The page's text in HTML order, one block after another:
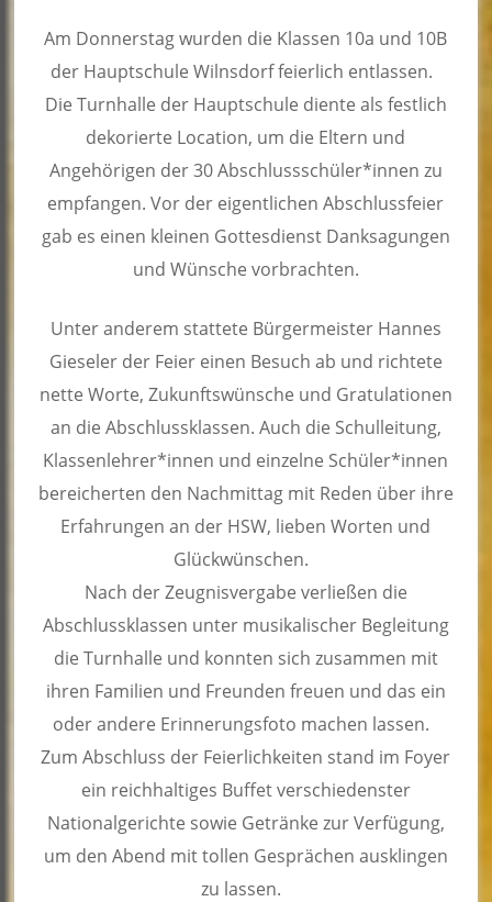
Am Donnerstag wurden die Klassen 10a und 10B
der Hauptschule Wilnsdorf feierlich entlassen.
Die Turnhalle der Hauptschule diente als festlich
dekorierte Location, um die Eltern und
Angehörigen der 30 Abschlussschüler*innen zu
empfangen. Vor der eigentlichen Abschlussfeier
gab es einen kleinen Gottesdienst Danksagungen
und Wünsche vorbrachten.
Unter anderem stattete Bürgermeister Hannes
Gieseler der Feier einen Besuch ab und richtete
nette Worte, Zukunftswünsche und Gratulationen
an die Abschlussklassen. Auch die Schulleitung,
Klassenlehrer*innen und einzelne Schüler*innen
bereicherten den Nachmittag mit Reden über ihre
Erfahrungen an der HSW, lieben Worten und
Glückwünschen.
Nach der Zeugnisvergabe verließen die
Abschlussklassen unter musikalischer Begleitung
die Turnhalle und konnten sich zusammen mit
ihren Familien und Freunden freuen und das ein
oder andere Erinnerungsfoto machen lassen.
Zum Abschluss der Feierlichkeiten stand im Foyer
ein reichhaltiges Buffet verschiedenster
Nationalgerichte sowie Getränke zur Verfügung,
um den Abend mit tollen Gesprächen ausklingen
zu lassen.